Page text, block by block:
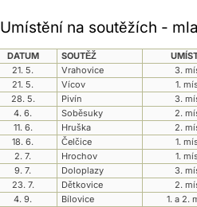
Umístění na soutěžích -
DATUM SOUTĚŽ
21. 5.
Vrahovice
3.
21. 5.
Vícov
1.
28. 5.
Pivín
3.
4. 6.
Soběsuky
2.
11. 6.
Hruška
2.
18. 6.
Čelčice
1.
2. 7.
Hrochov
1.
9. 7.
Doloplazy
3.
23. 7.
Dětkovice
2.
4. 9.
Bílovice
1. a 2.